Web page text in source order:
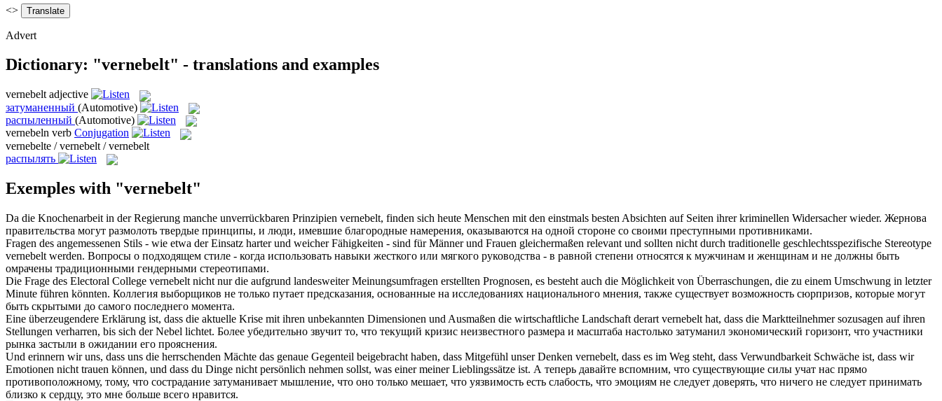
<>
Advert
Dictionary: "vernebelt" - translations and examples
vernebelt adjective
затуманенный (Automotive)
распыленный (Automotive)
vernebeln verb Conjugation
vernebelte / vernebelt / vernebelt
распылять
Exemples with "vernebelt"
Da die Knochenarbeit in der Regierung manche unverrückbaren Prinzipien vernebelt, finden sich heute Menschen mit den einstmals besten Absichten auf Seiten ihrer kriminellen Widersacher wieder. Жернова
правительства могут размолоть твердые принципы, и люди, имевшие благородные намерения, оказываются на одной стороне со своими преступными противниками.
Fragen des angemessenen Stils - wie etwa der Einsatz harter und weicher Fähigkeiten - sind für Männer und Frauen gleichermaßen relevant und sollten nicht durch traditionelle geschlechtsspezifische Stereotype
vernebelt werden. Вопросы о подходящем стиле - когда использовать навыки жесткого или мягкого руководства - в равной степени относятся к мужчинам и женщинам и не должны быть
омрачены традиционными гендерными стереотипами.
Die Frage des Electoral College vernebelt nicht nur die aufgrund landesweiter Meinungsumfragen erstellten Prognosen, es besteht auch die Möglichkeit von Überraschungen, die zu einem Umschwung in letzter
Minute führen könnten. Коллегия выборщиков не только путает предсказания, основанные на исследованиях национального мнения, также существует возможность сюрпризов, которые могут
быть скрытыми до самого последнего момента.
Eine überzeugendere Erklärung ist, dass die aktuelle Krise mit ihren unbekannten Dimensionen und Ausmaßen die wirtschaftliche Landschaft derart vernebelt hat, dass die Marktteilnehmer sozusagen auf ihren
Stellungen verharren, bis sich der Nebel lichtet. Более убедительно звучит то, что текущий кризис неизвестного размера и масштаба настолько затуманил экономический горизонт, что участники
рынка застыли в ожидании его прояснения.
Und erinnern wir uns, dass uns die herrschenden Mächte das genaue Gegenteil beigebracht haben, dass Mitgefühl unser Denken vernebelt, dass es im Weg steht, dass Verwundbarkeit Schwäche ist, dass wir
Emotionen nicht trauen können, und dass du Dinge nicht persönlich nehmen sollst, was einer meiner Lieblingssätze ist. А теперь давайте вспомним, что существующие силы учат нас прямо
противоположному, тому, что сострадание затуманивает мышление, что оно только мешает, что уязвимость есть слабость, что эмоциям не следует доверять, что ничего не следует принимать
близко к сердцу, это мне больше всего нравится.